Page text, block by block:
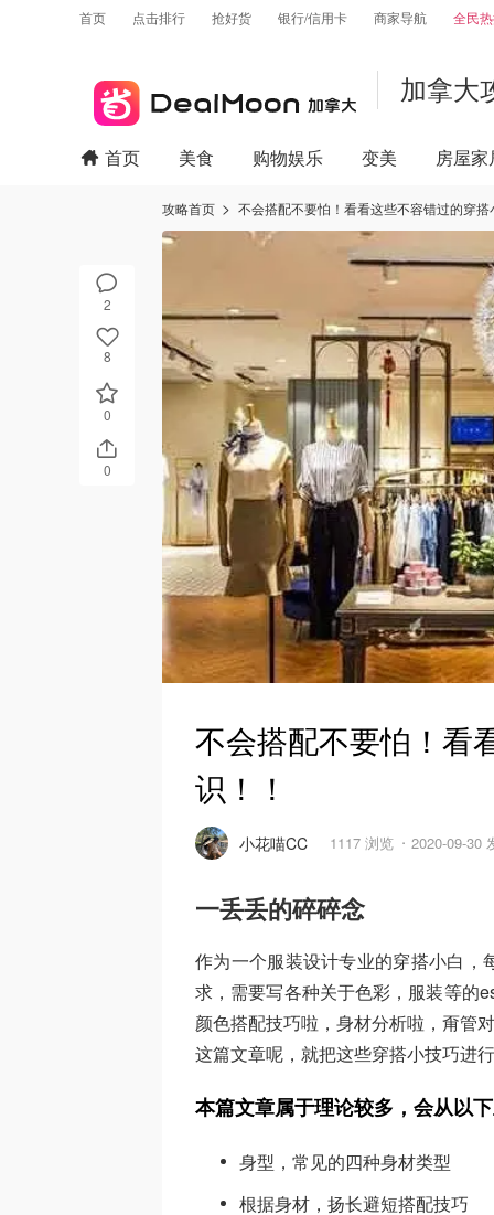
首页 点击排行 抢好货 银行/信用卡 商家导航 全民
加拿大
2
8
0
0
首页 美食 购物娱乐 变美 房屋家
攻略首页 不会搭配不要怕！看看这些不容错过的穿搭
不会搭配不要怕！看
识！！
小花喵CC 1117 浏览 2020-09-30
一丢丢的碎碎念
作为一个服装设计专业的穿搭小白，
求，需要写各种关于色彩，服装等的
颜色搭配技巧啦，身材分析啦，甭管
这篇文章呢，就把这些穿搭小技巧进
本篇文章属于理论较多，会从以
身型，常见的四种身材类型
根据身材，扬长避短搭配技巧